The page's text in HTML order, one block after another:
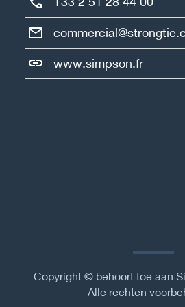
www.simpson.fr
Copyright © behoort toe aan
Alle rechten